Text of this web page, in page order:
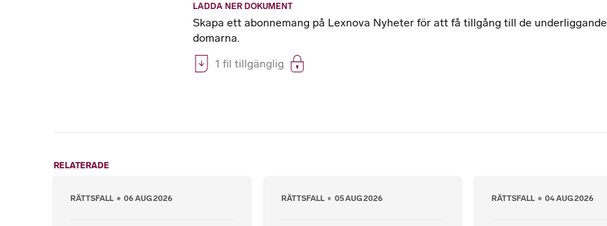
LADDA NER DOKUMENT
Skapa ett abonnemang på Lexnova Nyheter för att få tillgång till de underliggande
domarna.
1 fil tillgänglig
RELATERADE
RÄTTSFALL 06 AUG 2026 RÄTTSFALL 05 AUG 2026 RÄTTSFALL 04 AUG 2026